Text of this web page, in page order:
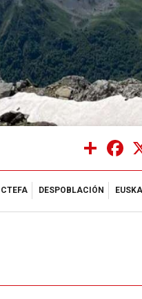
Share
DESPOBLACIÓN